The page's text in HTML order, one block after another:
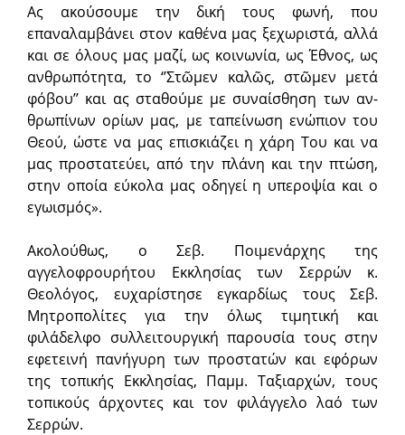
Ας ακούσουμε την δική τους φωνή, που
επαναλαμβάνει στον καθένα μας ξεχωριστά, αλλά
και σε όλους μας μαζί, ως κοινωνία, ως Έθνος, ως
ανθρωπότητα, το ‘’Στῶμεν κα­λῶς, στῶμεν μετά
φόβου’’ και ας σταθούμε με συναίσθηση των αν­
θρω­πίνων ορίων μας, με ταπείνωση ενώ­πιον του
Θεού, ώστε να μας επισκιάζει η χάρη Του και να
μας προστατεύει, από την πλάνη και την πτώση,
στην οποία εύκολα μας οδηγεί η υπεροψία και ο
εγωισμός».
Ακολούθως, ο Σεβ. Ποιμενάρχης της
αγγελοφρουρήτου Εκκλησίας των Σερρών κ.
Θεολόγος, ευχαρίστησε εγκαρδίως τους Σεβ.
Μητρο­πολίτες για την όλως τιμητική και
φιλάδελφο συλλειτουργική παρουσία τους στην
εφετει­νή πανήγυρη των προστατών και εφόρων
της τοπικής Εκκλησίας, Παμμ. Ταξιαρχών, τους
τοπικούς άρχοντες και τον φιλάγγελο λαό των
Σερρών.